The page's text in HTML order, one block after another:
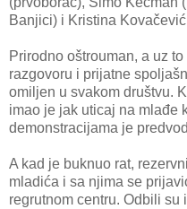
Banjici) i Kristina
Prirodno oštrouman, a uz
razgovoru i prijatne
omiljen u svakom društvu.
imao je jak uticaj na mlađe
demonstracijama je
A kad je buknuo rat,
mladića i sa njima se
regrutnom centru. Odbili su